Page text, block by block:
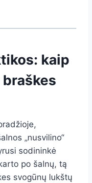
kaip
„nusvilino“
sodininkė
po šalnų, tą
svogūnų lukštų